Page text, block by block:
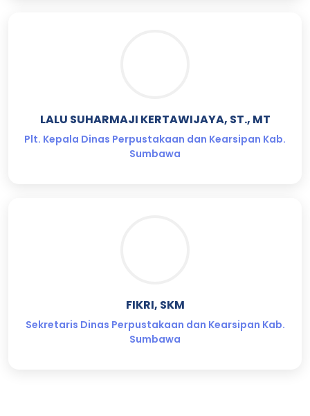
LALU SUHARMAJI KERTAWIJAYA, ST., MT
Plt. Kepala Dinas Perpustakaan dan Kearsipan Kab.
Sumbawa
FIKRI, SKM
Sekretaris Dinas Perpustakaan dan Kearsipan Kab.
Sumbawa